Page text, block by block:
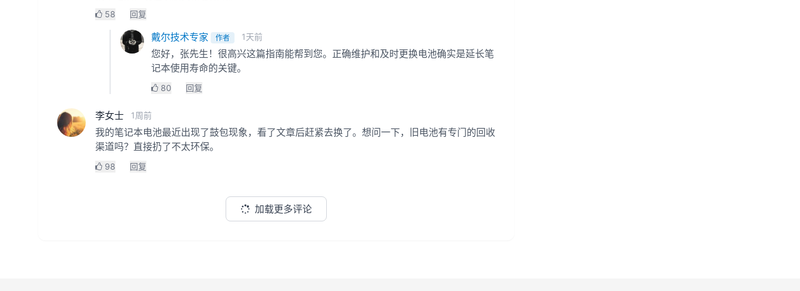
58 回复
戴尔技术专家 作者 1天前
您好，张先生！很高兴这篇指南能帮到您。正确维护和及时更换电池确实是延长笔
记本使用寿命的关键。
80 回复
李女士 1周前
我的笔记本电池最近出现了鼓包现象，看了文章后赶紧去换了。想问一下，旧电池有专门的回收
渠道吗？直接扔了不太环保。
98 回复
加载更多评论